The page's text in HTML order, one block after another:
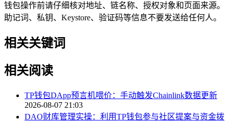
钱包操作前请仔细核对地址、链名称、授权对象和页面来源。
助记词、私钥、Keystore、验证码等信息不要发送给任何人。
相关关键词
相关阅读
TP钱包DApp预言机喂价：手动触发Chainlink数据更新
2026-08-07 21:03
DAO财库管理实操：利用TP钱包参与社区提案与资金拨